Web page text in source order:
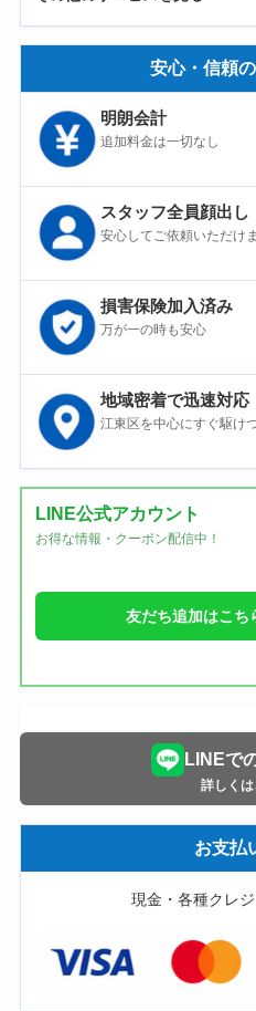
安心・信頼
明朗会計
追加料金は一切なし
スタッフ全員顔出し
安心してご依頼いただけ
損害保険加入済み
万が一の時も安心
地域密着で迅速対応
江東区を中心にすぐ駆け
LINE公式アカウント
お得な情報・クーポン配信中！
友だち追加はこち
LINEで
詳しく
お支払
現金・各種クレ